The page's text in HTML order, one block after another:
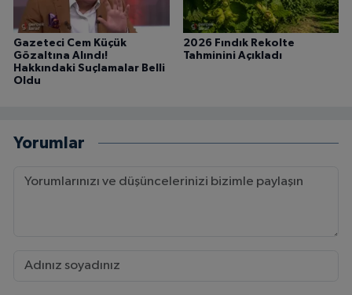
Gazeteci Cem Küçük
Gözaltına Alındı!
Hakkındaki Suçlamalar Belli
Oldu
2026 Fındık Rekolte
Tahminini Açıkladı
Yorumlar